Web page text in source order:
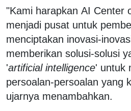
"Kami harapkan AI Center
menjadi pusat untuk
menciptakan inovasi-
memberikan solusi-solusi
'artificial intelligence' untuk
persoalan-persoalan yang
ujarnya menambahkan.